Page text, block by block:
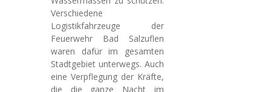
Verschiedene
Logistikfahrzeuge der
Feuerwehr Bad Salzuflen
waren dafür im gesamten
Stadtgebiet unterwegs. Auch
eine Verpflegung der Kräfte,
die die ganze Nacht im